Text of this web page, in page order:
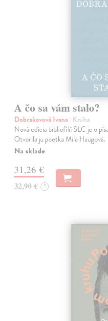
A čo sa vám stalo?
Dobrakovová Ivana| Kniha
Nová edícia bibliofílií SLC je o
Otvorila ju poetka Mila Haugová.
Na sklade
31,26 €
32,90 € ?